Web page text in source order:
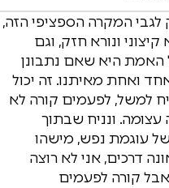
המקרה הספציפי הזה,
ונורא חזק, וגם
האמת היא שאם נתבונן
ואחת מאיתנו. זה יכול
למשל, לפעמים קורה לא
ונניח שבתוך
עוגמת נפש, מישהו
דרכים, אני לא רוצה
קורה לפעמים